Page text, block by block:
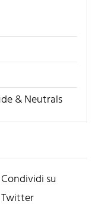
& Neutrals
Condividi su
Twitter